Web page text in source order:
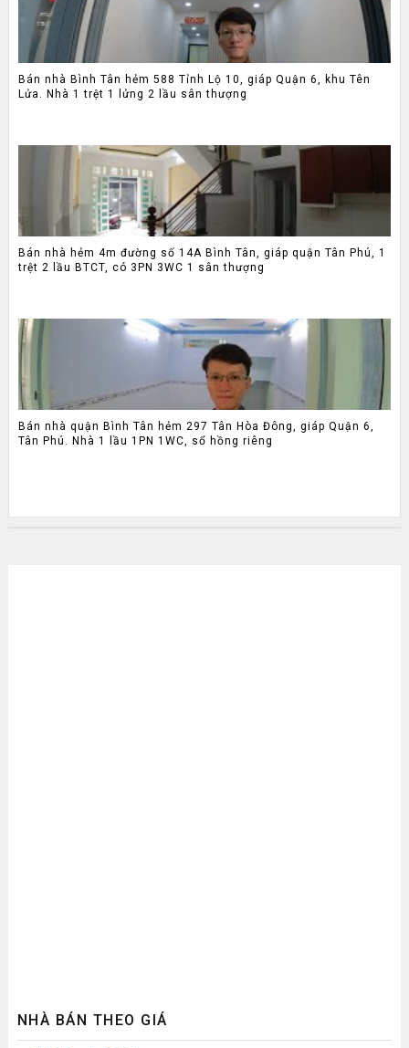
Bán nhà Bình Tân hẻm 588 Tỉnh Lộ 10, giáp Quận 6, khu Tên
Lửa. Nhà 1 trệt 1 lửng 2 lầu sân thượng
Bán nhà hẻm 4m đường số 14A Bình Tân, giáp quận Tân Phú, 1
trệt 2 lầu BTCT, có 3PN 3WC 1 sân thượng
Bán nhà quận Bình Tân hẻm 297 Tân Hòa Đông, giáp Quận 6,
Tân Phú. Nhà 1 lầu 1PN 1WC, sổ hồng riêng
NHÀ BÁN THEO GIÁ